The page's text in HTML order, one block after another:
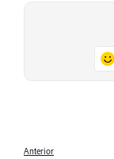
Anterior